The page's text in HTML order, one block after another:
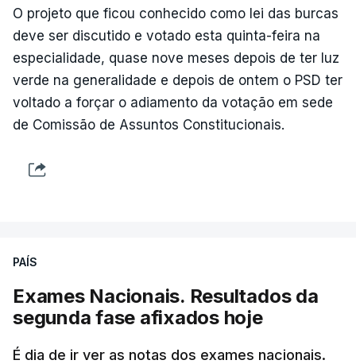
O projeto que ficou conhecido como lei das burcas
deve ser discutido e votado esta quinta-feira na
especialidade, quase nove meses depois de ter luz
verde na generalidade e depois de ontem o PSD ter
voltado a forçar o adiamento da votação em sede
de Comissão de Assuntos Constitucionais.
PAÍS
Exames Nacionais. Resultados da
segunda fase afixados hoje
É dia de ir ver as notas dos exames nacionais.